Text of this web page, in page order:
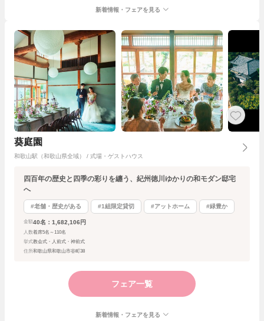
新着情報・フェアを見る
葵庭園
和歌山駅（和歌山県全域） / 式場・ゲストハウス
四百年の歴史と四季の彩りを纏う、紀州徳川ゆかりの和モダン邸宅
へ
#老舗・歴史がある #1組限定貸切 #アットホーム #緑豊か
金額 40名：1,682,106円
人数着席5名～110名
挙式教会式・人前式・神前式
住所和歌山県和歌山市谷町38
フェア一覧
新着情報・フェアを見る